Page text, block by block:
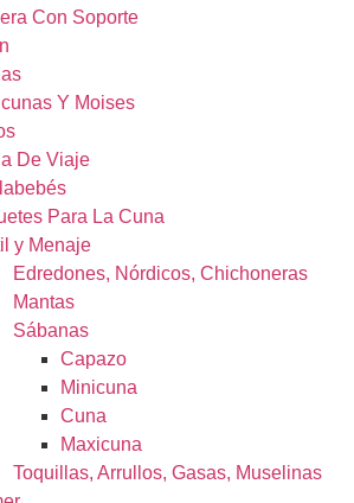
Con Soporte
Y Moises
De Viaje
Para La Cuna
y Menaje
Edredones, Nórdicos, Chichoneras
Mantas
Sábanas
Capazo
Minicuna
Cuna
Maxicuna
Toquillas, Arrullos, Gasas, Muselinas